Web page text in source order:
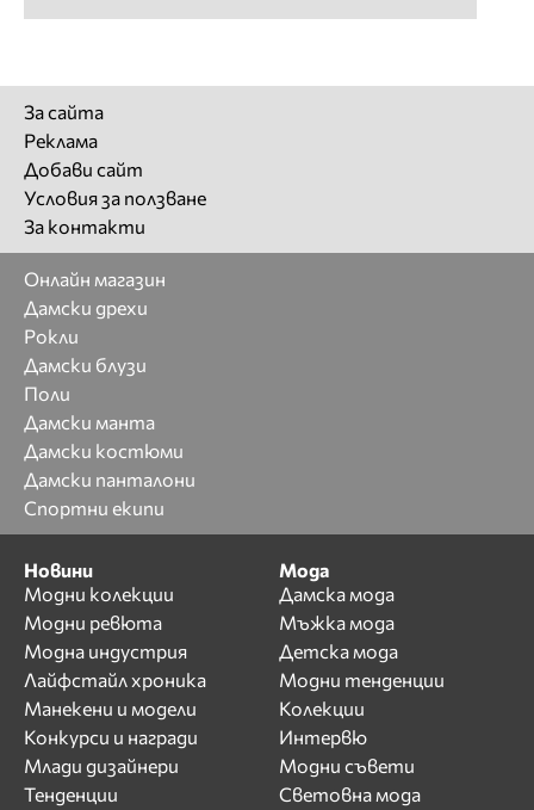
За сайта
Реклама
Добави сайт
Условия за ползване
За контакти
Онлайн магазин
Дамски дрехи
Рокли
Дамски блузи
Поли
Дамски манта
Дамски костюми
Дамски панталони
Спортни екипи
Новини
Модни колекции
Модни ревюта
Модна индустрия
Лайфстайл хроника
Манекени и модели
Конкурси и награди
Млади дизайнери
Тенденции
Мода
Дамска мода
Мъжка мода
Детска мода
Модни тенденции
Колекции
Интервю
Модни съвети
Световна мода